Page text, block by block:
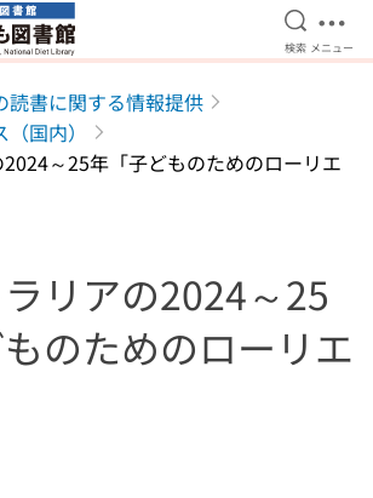
検索を
検索 メ
メニュー
読書に関する情報提供
国内）
～25年「子どものためのローリエ
リアの2024～25
のためのローリエ